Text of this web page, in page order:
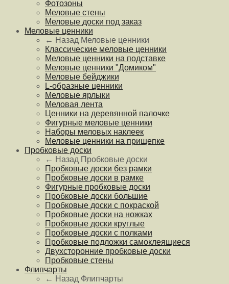
Фотозоны
Меловые стены
Меловые доски под заказ
Меловые ценники
← Назад Меловые ценники
Классические меловые ценники
Меловые ценники на подставке
Меловые ценники "Домиком"
Меловые бейджики
L-образные ценники
Меловые ярлыки
Меловая лента
Ценники на деревянной палочке
Фигурные меловые ценники
Наборы меловых наклеек
Меловые ценники на прищепке
Пробковые доски
← Назад Пробковые доски
Пробковые доски без рамки
Пробковые доски в рамке
Фигурные пробковые доски
Пробковые доски большие
Пробковые доски с покраской
Пробковые доски на ножках
Пробковые доски круглые
Пробковые доски с полками
Пробковые подложки самоклеящиеся
Двухсторонние пробковые доски
Пробковые стены
Флипчарты
← Назад Флипчарты